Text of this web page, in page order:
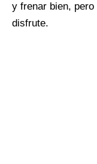
y frenar bien,
disfrute.